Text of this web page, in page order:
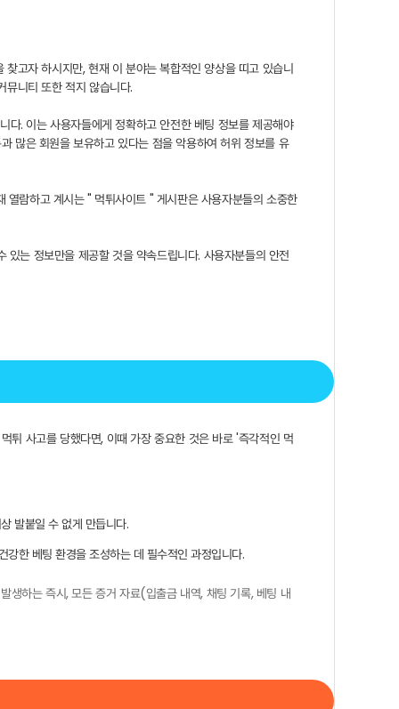
고자 하시지만, 현재 이 분야는 복합적인 양상을 띠고 있습니
뮤니티 또한 적지 않습니다.
다. 이는 사용자들에게 정확하고 안전한 베팅 정보를 제공해야
많은 회원을 보유하고 있다는 점을 악용하여 허위 정보를 유
열람하고 계시는 " 먹튀사이트" 게시판은 사용자분들의 소중한
는 정보만을 제공할 것을 약속드립니다. 사용자분들의 안전
튀 사고를 당했다면, 이때 가장 중요한 것은 바로 '즉각적인 먹
발붙일 수 없게 만듭니다.
한 베팅 환경을 조성하는 데 필수적인 과정입니다.
생하는 즉시, 모든 증거 자료(입출금 내역, 채팅 기록, 베팅 내